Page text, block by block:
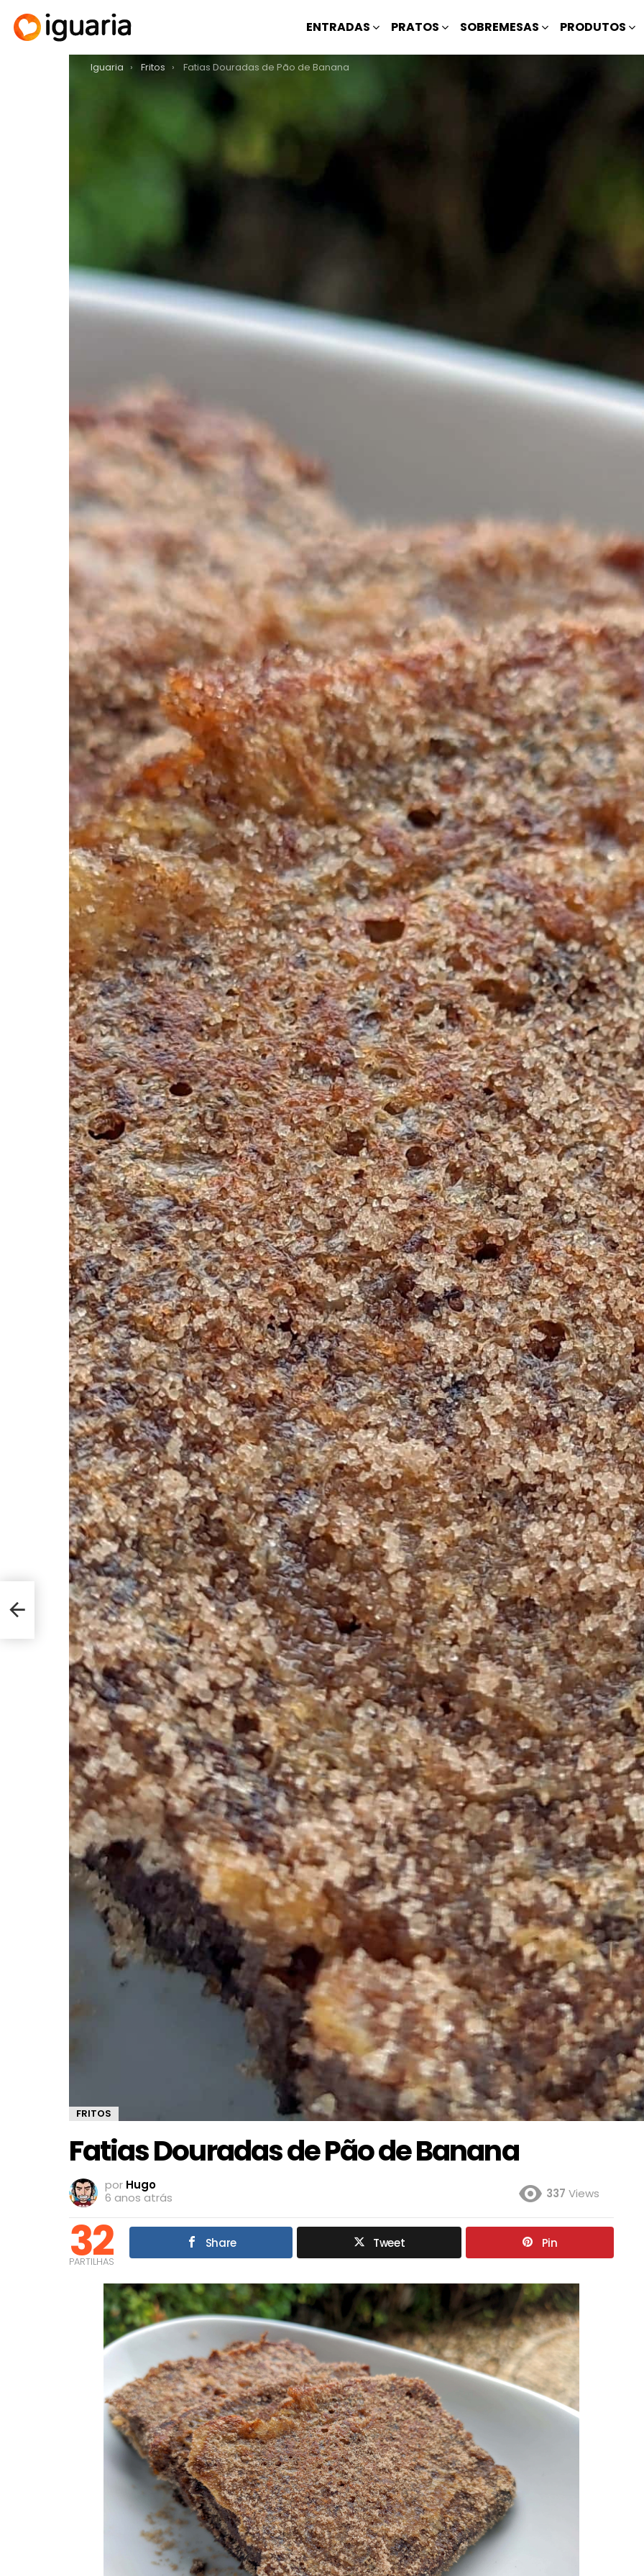
ENTRADAS PRATOS SOBREMESAS PRODUTOS
You are here:
Iguaria Fritos Fatias Douradas de Pão de Banana
FRITOS
Fatias Douradas de Pão de Banana
por Hugo
6 anos atrás
337 Views
32
PARTILHAS
Share Tweet Pin